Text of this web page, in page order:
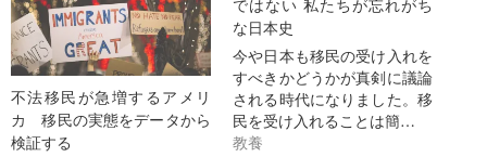
不法移民が急増するアメリ
カ 移民の実態をデータから
検証する
ではない 私たちが忘れがち
な日本史
今や日本も移民の受け入れを
すべきかどうかが真剣に議論
される時代になりました。移
民を受け入れることは簡…
教養